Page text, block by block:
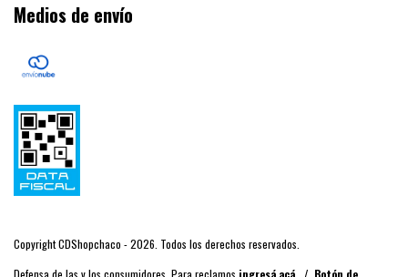
Medios de envío
Copyright CDShopchaco - 2026. Todos los derechos reservados.
Defensa de las y los consumidores. Para reclamos ingresá acá. / Botón de